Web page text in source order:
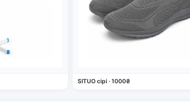
SITUO сірі · 1000₴